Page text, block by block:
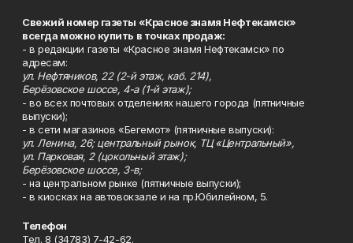
Свежий номер газеты «Красное знамя Нефтекамск»
всегда можно купить в точках продаж:
- в редакции газеты «Красное знамя Нефтекамск» по
адресам:
ул. Нефтяников, 22 (2-й этаж, каб. 214),
Берёзовское шоссе, 4-а (1-й этаж);
- во всех почтовых отделениях нашего города (пятничные
выпуски);
- в сети магазинов «Бегемот» (пятничные выпуски):
ул. Ленина, 26; центральный рынок, ТЦ «Центральный»,
ул. Парковая, 2 (цокольный этаж);
Берёзовское шоссе, 3-в;
- на центральном рынке (пятничные выпуски);
- в киосках на автовокзале и на пр.Юбилейном, 5.
Телефон
Тел. 8 (34783) 7-42-62.